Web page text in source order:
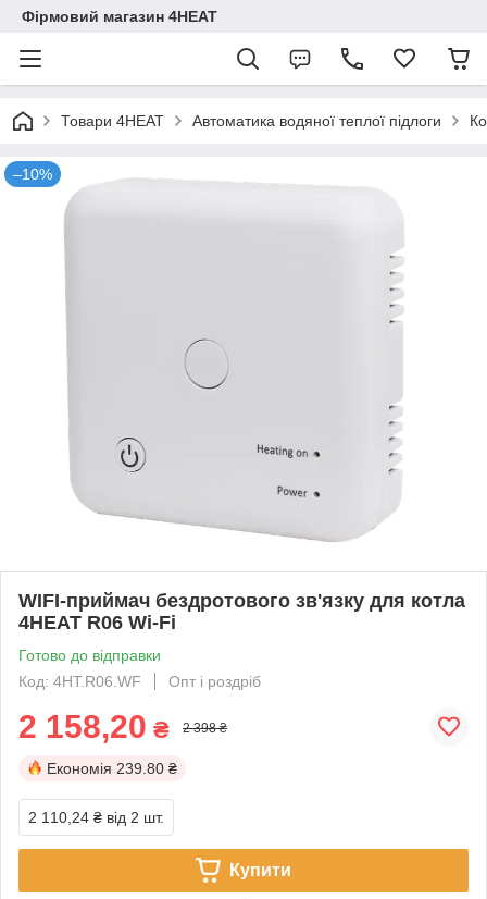
Фірмовий магазин 4HEAT
Товари 4HEAT Автоматика водяної теплої підлоги
–10%
WIFI-приймач бездротового зв'язку для котла
4HEAT R06 Wi-Fi
Готово до відправки
Код: 4HT.R06.WF
Опт і роздріб
2 158,20 ₴ 2 398 ₴
Економія 239.80 ₴
2 110,24 ₴ від 2 шт.
Купити